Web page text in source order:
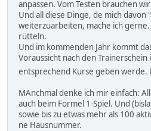
anpassen. Vom Testen brauchen
Und all diese Dinge, de mich davon
weiterzuarbeiten, mache ich gerne.
rütteln.
Und im kommenden Jahr kommt
Voraussicht nach den
entsprechend Kurse geben werde.
MAnchmal denke ich mir einfach:
auch beim Formel 1-Spiel. Und
sowie bis zu etwas mehr als 100
ne Hausnummer.